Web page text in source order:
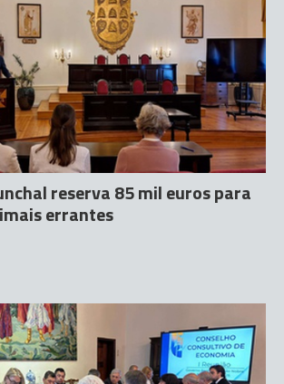
reserva 85 mil euros para
errantes